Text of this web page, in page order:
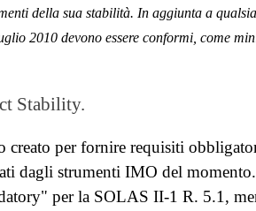
della sua stabilità. In aggiunta a
2010 devono essere conformi, come
Stability.
creato per fornire requisiti
dagli strumenti IMO del momento.
per la SOLAS II-1 R. 5.1,